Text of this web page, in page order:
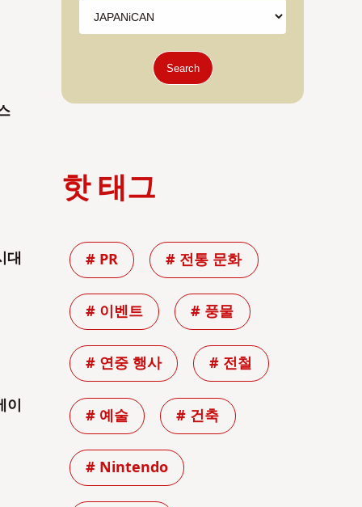
대
이
Search
핫 태그
# PR # 전통 문화
# 이벤트 # 풍물
# 연중 행사 # 전철
# 예술 # 건축
# Nintendo